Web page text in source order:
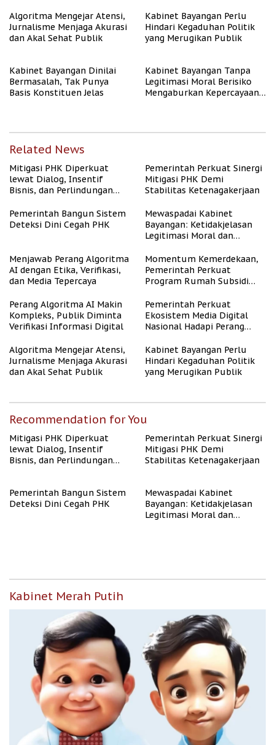
Algoritma Mengejar Atensi,
Jurnalisme Menjaga Akurasi
dan Akal Sehat Publik
Kabinet Bayangan Perlu
Hindari Kegaduhan Politik
yang Merugikan Publik
Kabinet Bayangan Dinilai
Bermasalah, Tak Punya
Basis Konstituen Jelas
Kabinet Bayangan Tanpa
Legitimasi Moral Berisiko
Mengaburkan Kepercayaan
Related News
Mitigasi PHK Diperkuat
lewat Dialog, Insentif
Bisnis, dan Perlindungan
Pemerintah Perkuat Sinergi
Mitigasi PHK Demi
Stabilitas Ketenagakerjaan
Pemerintah Bangun Sistem
Deteksi Dini Cegah PHK
Mewaspadai Kabinet
Bayangan: Ketidakjelasan
Legitimasi Moral dan
Menjawab Perang Algoritma
AI dengan Etika, Verifikasi,
dan Media Tepercaya
Momentum Kemerdekaan,
Pemerintah Perkuat
Program Rumah Subsidi
Berpenghasilan Rendah
Perang Algoritma AI Makin
Kompleks, Publik Diminta
Verifikasi Informasi Digital
Pemerintah Perkuat
Ekosistem Media Digital
Nasional Hadapi Perang
Algoritma Mengejar Atensi,
Jurnalisme Menjaga Akurasi
dan Akal Sehat Publik
Kabinet Bayangan Perlu
Hindari Kegaduhan Politik
yang Merugikan Publik
Recommendation for You
Mitigasi PHK Diperkuat
lewat Dialog, Insentif
Bisnis, dan Perlindungan
Pemerintah Perkuat Sinergi
Mitigasi PHK Demi
Stabilitas Ketenagakerjaan
Pemerintah Bangun Sistem
Deteksi Dini Cegah PHK
Mewaspadai Kabinet
Bayangan: Ketidakjelasan
Legitimasi Moral dan
Kabinet Merah Putih